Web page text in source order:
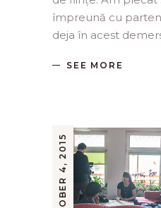
împreună cu
deja în acest
SEE MORE
OCTOBER 4, 2015